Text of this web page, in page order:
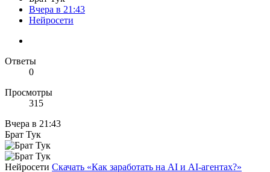
Вчера в 21:43
Нейросети
Ответы
0
Просмотры
315
Вчера в 21:43
Брат Тук
Нейросети Скачать «Как заработать на AI и AI-агентах?»